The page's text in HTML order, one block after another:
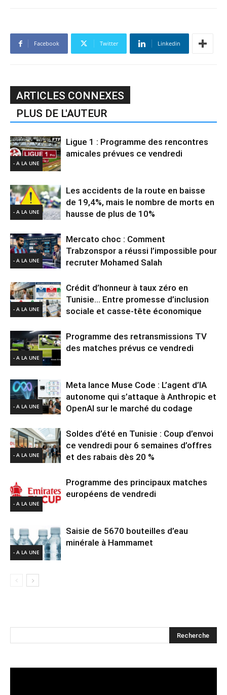
Facebook Twitter Linkedin
ARTICLES CONNEXES
PLUS DE L'AUTEUR
- A LA UNE
Ligue 1 : Programme des rencontres
amicales prévues ce vendredi
- A LA UNE
Les accidents de la route en baisse
de 19,4%, mais le nombre de morts en
hausse de plus de 10%
- A LA UNE
Mercato choc : Comment
Trabzonspor a réussi l’impossible pour
recruter Mohamed Salah
- A LA UNE
Crédit d’honneur à taux zéro en
Tunisie… Entre promesse d’inclusion
sociale et casse-tête économique
- A LA UNE
Programme des retransmissions TV
des matches prévus ce vendredi
- A LA UNE
Meta lance Muse Code : L’agent d’IA
autonome qui s’attaque à Anthropic et
OpenAI sur le marché du codage
- A LA UNE
Soldes d’été en Tunisie : Coup d’envoi
ce vendredi pour 6 semaines d’offres
et des rabais dès 20 %
- A LA UNE
Programme des principaux matches
européens de vendredi
- A LA UNE
Saisie de 5670 bouteilles d’eau
minérale à Hammamet